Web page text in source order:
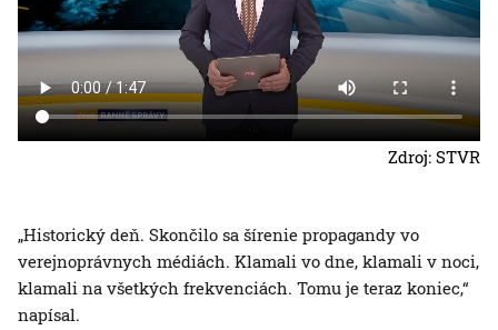
Zdroj: STVR
„Historický deň. Skončilo sa šírenie propagandy vo
verejnoprávnych médiách. Klamali vo dne, klamali v noci,
klamali na všetkých frekvenciách. Tomu je teraz koniec,“
napísal.